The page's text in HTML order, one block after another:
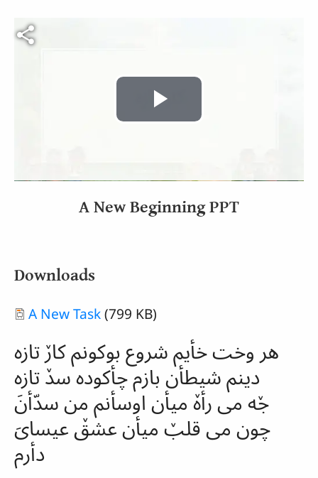
Video file
Play
A New Beginning PPT
Downloads
Document
A New Task(799 KB)
هر وخت خأیم شروع بوکونم کارٚ تازه
دینم شیطأن بازم چأکودهسدٚ تازه
جٚه می رأهٚ میأن اوسأنم من سدّأنَ
چون می قلبٚ میأن عشقٚ عیسایَ
دأرم